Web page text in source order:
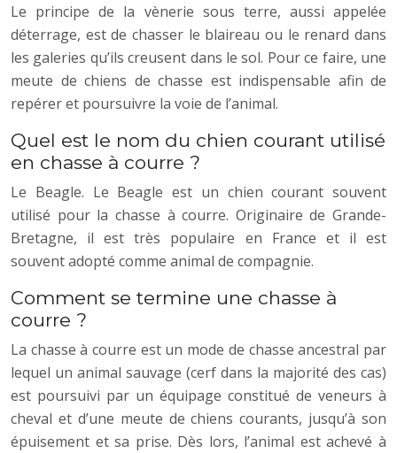
Le principe de la vènerie sous terre, aussi appelée
déterrage, est de chasser le blaireau ou le renard dans
les galeries qu’ils creusent dans le sol. Pour ce faire, une
meute de chiens de chasse est indispensable afin de
repérer et poursuivre la voie de l’animal.
Quel est le nom du chien courant utilisé
en chasse à courre ?
Le Beagle. Le Beagle est un chien courant souvent
utilisé pour la chasse à courre. Originaire de Grande-
Bretagne, il est très populaire en France et il est
souvent adopté comme animal de compagnie.
Comment se termine une chasse à
courre ?
La chasse à courre est un mode de chasse ancestral par
lequel un animal sauvage (cerf dans la majorité des cas)
est poursuivi par un équipage constitué de veneurs à
cheval et d’une meute de chiens courants, jusqu’à son
épuisement et sa prise. Dès lors, l’animal est achevé à